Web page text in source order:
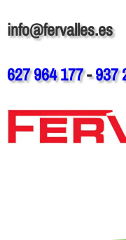
info@fervalles.es
627 964 177-937